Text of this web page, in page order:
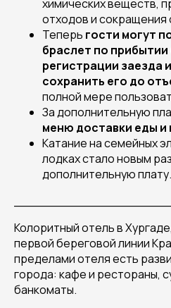
химических веществ,
отходов и сокращения
Теперь гости могут
браслет по
регистрации заезда
сохранить его до
полной мере
За дополнительную
меню доставки еды и
Катание на семейных
лодках стало новым
дополнительную плату.
Колоритный отель в
первой береговой линии
пределами отеля есть
города: кафе и рестораны,
банкоматы.